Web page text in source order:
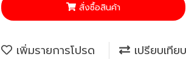
สั่งซื้อสินค้า
เพิ่มรายการโปรด เปรียบเทียบ